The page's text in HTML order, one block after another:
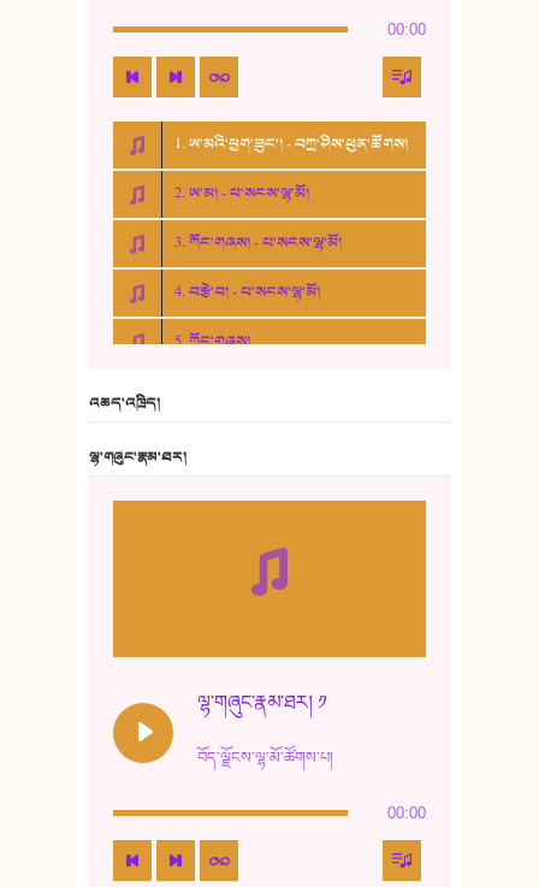
00:00
1. ཨ་མའི་ཕྱག་ཟུང་། - བཀྲ་ཤིས་ཕུན་ཚོགས།
2. ཨ་མ། - པ་སངས་ལྷ་མོ།
3. ཀོང་གཞས། - པ་སངས་ལྷ་མོ།
4. བརྩེ་བ། - པ་སངས་ལྷ་མོ།
5. ཀོང་གཞས།
10. ཆང་གཞས། ༣
15. ཤམ་པ་ལ་ཡི་སྲས་མོ།
འཆད་འཁྲིད།
ལྷ་གཞུང་རྣམ་ཐར།
ལྷ་གཞུང་རྣམ་ཐར། ༡
བོད་ལྗོངས་ལྷ་མོ་ཚོགས་པ།
00:00